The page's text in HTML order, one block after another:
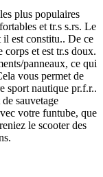
plus populaires
et tr.s s.rs. Le
est constitu.. De ce
corps et est tr.s doux.
panneaux, ce qui
vous permet de
sport nautique pr.f.r..
sauvetage
votre funtube, que
le scooter des